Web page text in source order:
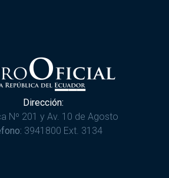
Dirección:
Nº 201 y Av. 10 de Agosto
3941800 Ext. 3134